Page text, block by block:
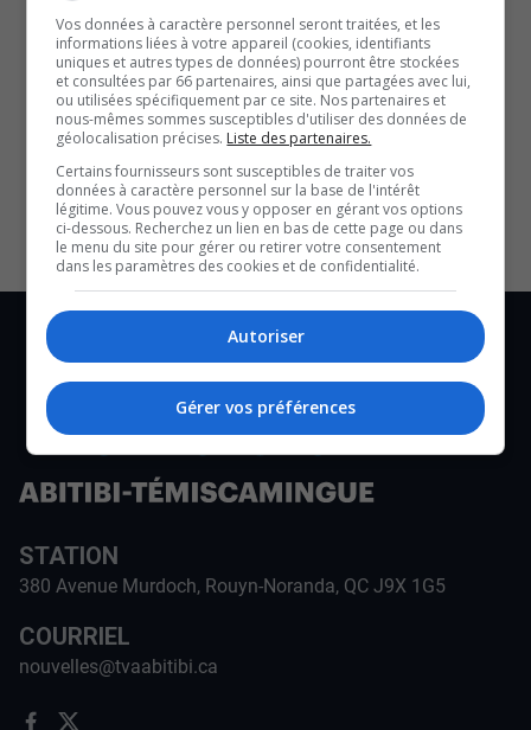
QUESTION DU JOUR
Commentaires
SOUTENIR NOS MÉDIAS, C’EST PROTÉGER NOTRE
CULTURE ET NOTRE ÉCONOMIE
STATION
380 Avenue Murdoch, Rouyn-Noranda, QC J9X 1G5
COURRIEL
nouvelles@tvaabitibi.ca
Vos données à caractère personnel seront traitées, et les
informations liées à votre appareil (cookies, identifiants
uniques et autres types de données) pourront être stockées
et consultées par 66 partenaires, ainsi que partagées avec lui,
ou utilisées spécifiquement par ce site. Nos partenaires et
nous-mêmes sommes susceptibles d'utiliser des données de
géolocalisation précises. Liste des partenaires.
Certains fournisseurs sont susceptibles de traiter vos
données à caractère personnel sur la base de l'intérêt
légitime. Vous pouvez vous y opposer en gérant vos options
ci-dessous. Recherchez un lien en bas de cette page ou dans
le menu du site pour gérer ou retirer votre consentement
dans les paramètres des cookies et de confidentialité.
Autoriser
Gérer vos préférences